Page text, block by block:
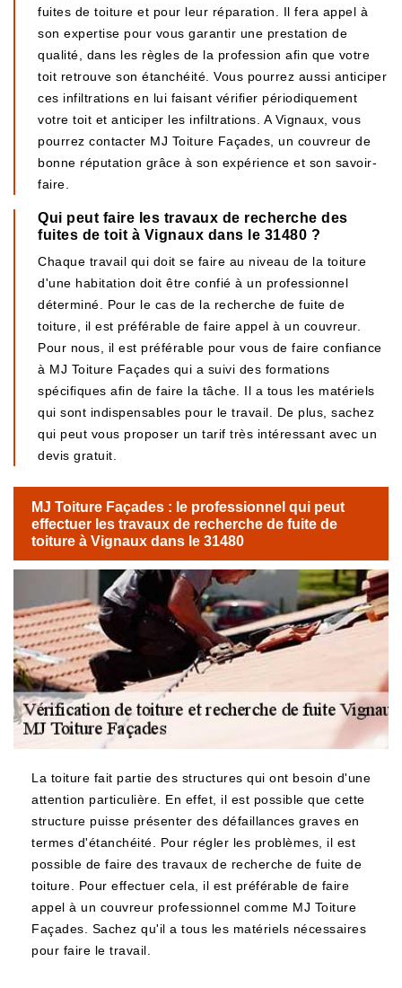
fuites de toiture et pour leur réparation. Il fera appel à
son expertise pour vous garantir une prestation de
qualité, dans les règles de la profession afin que votre
toit retrouve son étanchéité. Vous pourrez aussi anticiper
ces infiltrations en lui faisant vérifier périodiquement
votre toit et anticiper les infiltrations. A Vignaux, vous
pourrez contacter MJ Toiture Façades, un couvreur de
bonne réputation grâce à son expérience et son savoir-
faire.
Qui peut faire les travaux de recherche des
fuites de toit à Vignaux dans le 31480 ?
Chaque travail qui doit se faire au niveau de la toiture
d'une habitation doit être confié à un professionnel
déterminé. Pour le cas de la recherche de fuite de
toiture, il est préférable de faire appel à un couvreur.
Pour nous, il est préférable pour vous de faire confiance
à MJ Toiture Façades qui a suivi des formations
spécifiques afin de faire la tâche. Il a tous les matériels
qui sont indispensables pour le travail. De plus, sachez
qui peut vous proposer un tarif très intéressant avec un
devis gratuit.
MJ Toiture Façades : le professionnel qui peut
effectuer les travaux de recherche de fuite de
toiture à Vignaux dans le 31480
La toiture fait partie des structures qui ont besoin d'une
attention particulière. En effet, il est possible que cette
structure puisse présenter des défaillances graves en
termes d'étanchéité. Pour régler les problèmes, il est
possible de faire des travaux de recherche de fuite de
toiture. Pour effectuer cela, il est préférable de faire
appel à un couvreur professionnel comme MJ Toiture
Façades. Sachez qu'il a tous les matériels nécessaires
pour faire le travail.